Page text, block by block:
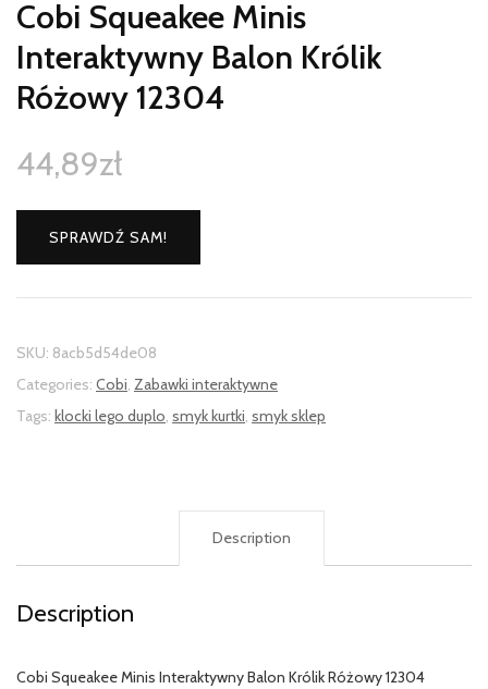
Cobi Squeakee Minis
Interaktywny Balon Królik
Różowy 12304
44,89zł
SPRAWDŹ SAM!
SKU: 8acb5d54de08
Categories: Cobi, Zabawki interaktywne
Tags: klocki lego duplo, smyk kurtki, smyk sklep
Description
Description
Cobi Squeakee Minis Interaktywny Balon Królik Różowy 12304